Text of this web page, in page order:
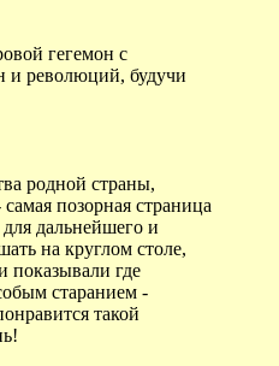
гегемон с
и революций, будучи
родной страны,
позорная страница
дальнейшего и
на круглом столе,
показывали где
старанием -
такой